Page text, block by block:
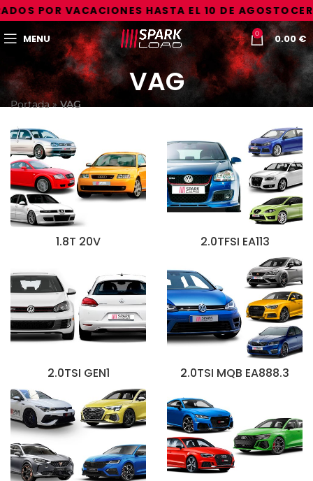
POR VACACIONES HASTA EL 10 DE AGOSTO
MENU 0 0.00€
VAG
Portada»VAG
1.8T 20V 2.0TFSI EA113
2.0TSI GEN1 2.0TSI MQB EA888.3